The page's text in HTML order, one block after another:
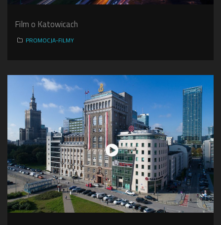
Film o Katowicach
PROMOCJA-FILMY